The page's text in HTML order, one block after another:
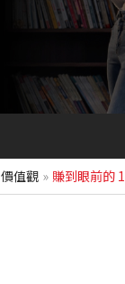
價值觀 賺到眼前的